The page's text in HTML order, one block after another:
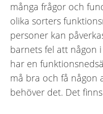
många frågor och
olika sorters
personer kan
barnets fel att någon
har en
må bra och få någon
behöver det. Det